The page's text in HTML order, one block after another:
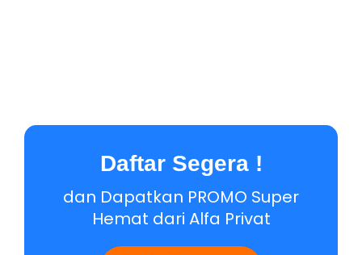
Daftar Segera !
dan Dapatkan PROMO Super
Hemat dari Alfa Privat